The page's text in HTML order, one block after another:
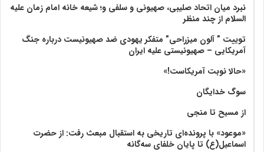
نبرد میان اتحاد صلیبی، صهیونی و سلفی و؛ شیعه خانه امام زمان علیه
السلام از چند منظر
توییت ” آلون میزراحی” متفکر یهودی ضد صهیونیست درباره جنگ
آمریکایی – صهیونیستی علیه ایران
«حالا نوبت آمریکاست!»
سوگ خدایگان
از مسیح تا منجی
«موعود» با پرونده‌ای تاریخی به استقبال مبعث رفت: از حضرت
اسماعیل(ع) تا پایان خلفای سه‌گانه